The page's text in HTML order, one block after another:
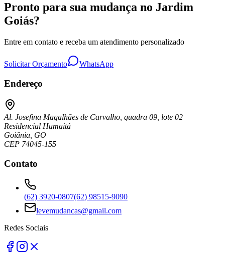
Pronto para sua mudança no Jardim
Goiás?
Entre em contato e receba um atendimento personalizado
Solicitar Orçamento WhatsApp
Endereço
Al. Josefina Magalhães de Carvalho, quadra 09, lote 02
Residencial Humaitá
Goiânia, GO
CEP 74045-155
Contato
(62) 3920-0807(62) 98515-9090
levemudancas@gmail.com
Redes Sociais